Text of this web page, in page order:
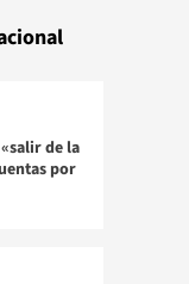
de la
por